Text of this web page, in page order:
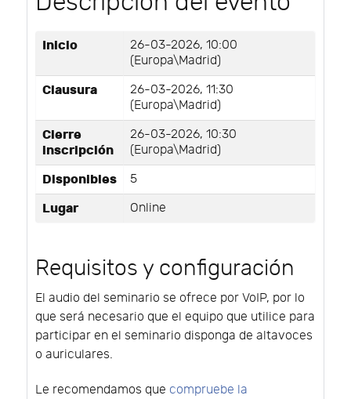
Inicio
26-03-2026, 10:00
(Europa\Madrid)
Clausura
26-03-2026, 11:30
(Europa\Madrid)
Cierre
inscripción
26-03-2026, 10:30
(Europa\Madrid)
Disponibles 5
Lugar Online
Requisitos y configuración
El audio del seminario se ofrece por VoIP, por lo
que será necesario que el equipo que utilice para
participar en el seminario disponga de altavoces
o auriculares.
Le recomendamos que compruebe la